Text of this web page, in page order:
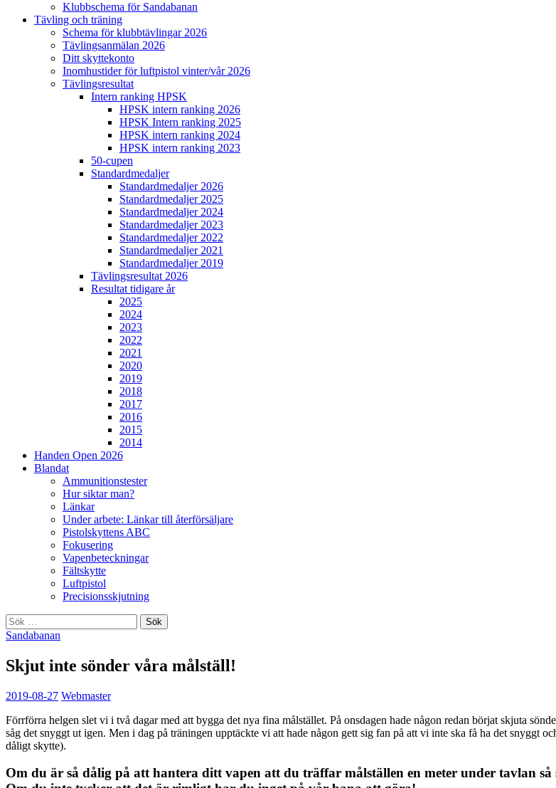
Klubbschema för Sandabanan
Tävling och träning
Schema för klubbtävlingar 2026
Tävlingsanmälan 2026
Ditt skyttekonto
Inomhustider för luftpistol vinter/vår 2026
Tävlingsresultat
Intern ranking HPSK
HPSK intern ranking 2026
HPSK Intern ranking 2025
HPSK intern ranking 2024
HPSK intern ranking 2023
50-cupen
Standardmedaljer
Standardmedaljer 2026
Standardmedaljer 2025
Standardmedaljer 2024
Standardmedaljer 2023
Standardmedaljer 2022
Standardmedaljer 2021
Standardmedaljer 2019
Tävlingsresultat 2026
Resultat tidigare år
2025
2024
2023
2022
2021
2020
2019
2018
2017
2016
2015
2014
Handen Open 2026
Blandat
Ammunitionstester
Hur siktar man?
Länkar
Under arbete: Länkar till återförsäljare
Pistolskyttens ABC
Fokusering
Vapenbeteckningar
Fältskytte
Luftpistol
Precisionsskjutning
Sök
efter:
Sandabanan
Skjut inte sönder våra målställ!
2019-08-27 Webmaster
Förrförra helgen slet vi i två dagar med att bygga det nya fina målstället. På onsdagen hade någon redan börjat skjuta
såg det snyggt ut igen. Men i dag på träningen upptäckte vi att hade någon gett sig fan på att vi inte ska få ha det snyggt
dåligt skytte).
Om du är så dålig på att hantera ditt vapen att du träffar målställen en meter under tavlan